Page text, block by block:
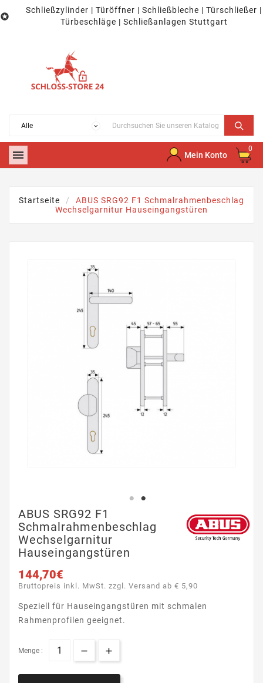

Schließzylinder | Türöffner | Schließbleche | Türschließer |
Türbeschläge | Schließanlagen Stuttgart
 Mein Konto
0
Startseite
ABUS SRG92 F1 Schmalrahmenbeschlag
Wechselgarnitur Hauseingangstüren
ABUS SRG92 F1
Schmalrahmenbeschlag
Wechselgarnitur
Hauseingangstüren
144,70€
Bruttopreis inkl. MwSt. zzgl. Versand ab € 5,90
Speziell für Hauseingangstüren mit schmalen
Rahmenprofilen geeignet.
Menge :